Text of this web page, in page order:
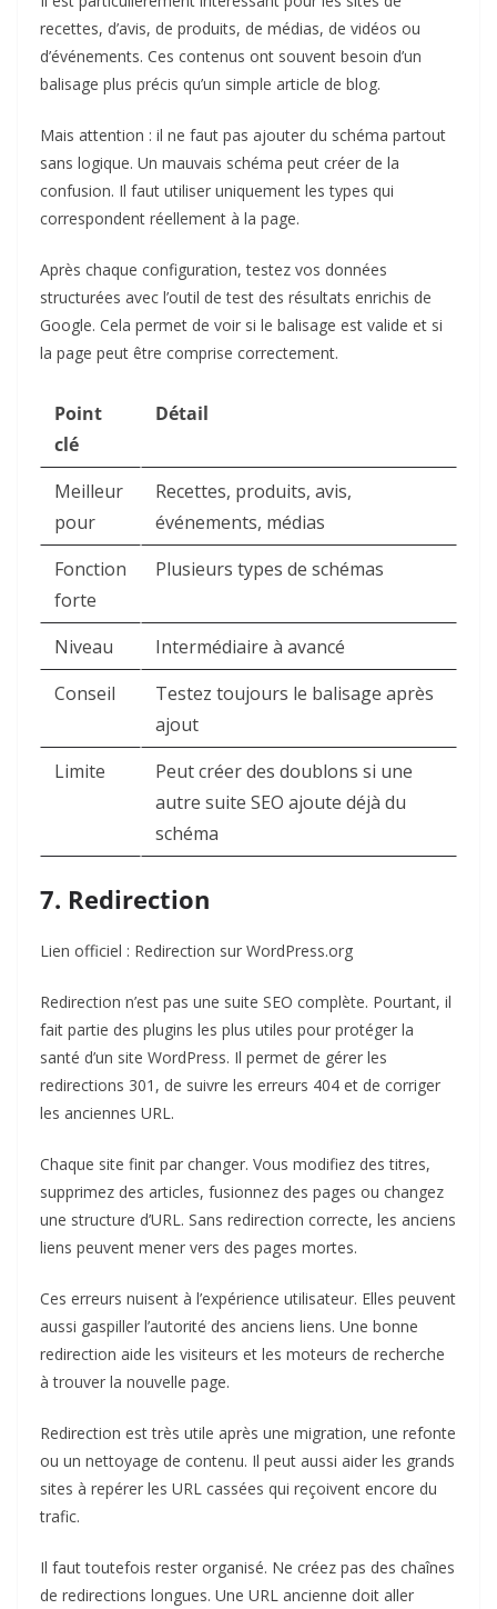
recettes, d’avis, de produits, de médias, de vidéos ou
d’événements. Ces contenus ont souvent besoin d’un
balisage plus précis qu’un simple article de blog.
Mais attention : il ne faut pas ajouter du schéma partout
sans logique. Un mauvais schéma peut créer de la
confusion. Il faut utiliser uniquement les types qui
correspondent réellement à la page.
Après chaque configuration, testez vos données
structurées avec l’outil de test des résultats enrichis de
Google. Cela permet de voir si le balisage est valide et si
la page peut être comprise correctement.
Point
clé
Détail
Meilleur
pour
Recettes, produits, avis,
événements, médias
Fonction
forte
Plusieurs types de schémas
Niveau
Intermédiaire à avancé
Conseil
Testez toujours le balisage après
ajout
Limite
Peut créer des doublons si une
autre suite SEO ajoute déjà du
schéma
7. Redirection
Lien officiel : Redirection sur WordPress.org
Redirection n’est pas une suite SEO complète. Pourtant, il
fait partie des plugins les plus utiles pour protéger la
santé d’un site WordPress. Il permet de gérer les
redirections 301, de suivre les erreurs 404 et de corriger
les anciennes URL.
Chaque site finit par changer. Vous modifiez des titres,
supprimez des articles, fusionnez des pages ou changez
une structure d’URL. Sans redirection correcte, les anciens
liens peuvent mener vers des pages mortes.
Ces erreurs nuisent à l’expérience utilisateur. Elles peuvent
aussi gaspiller l’autorité des anciens liens. Une bonne
redirection aide les visiteurs et les moteurs de recherche
à trouver la nouvelle page.
Redirection est très utile après une migration, une refonte
ou un nettoyage de contenu. Il peut aussi aider les grands
sites à repérer les URL cassées qui reçoivent encore du
trafic.
Il faut toutefois rester organisé. Ne créez pas des chaînes
de redirections longues. Une URL ancienne doit aller